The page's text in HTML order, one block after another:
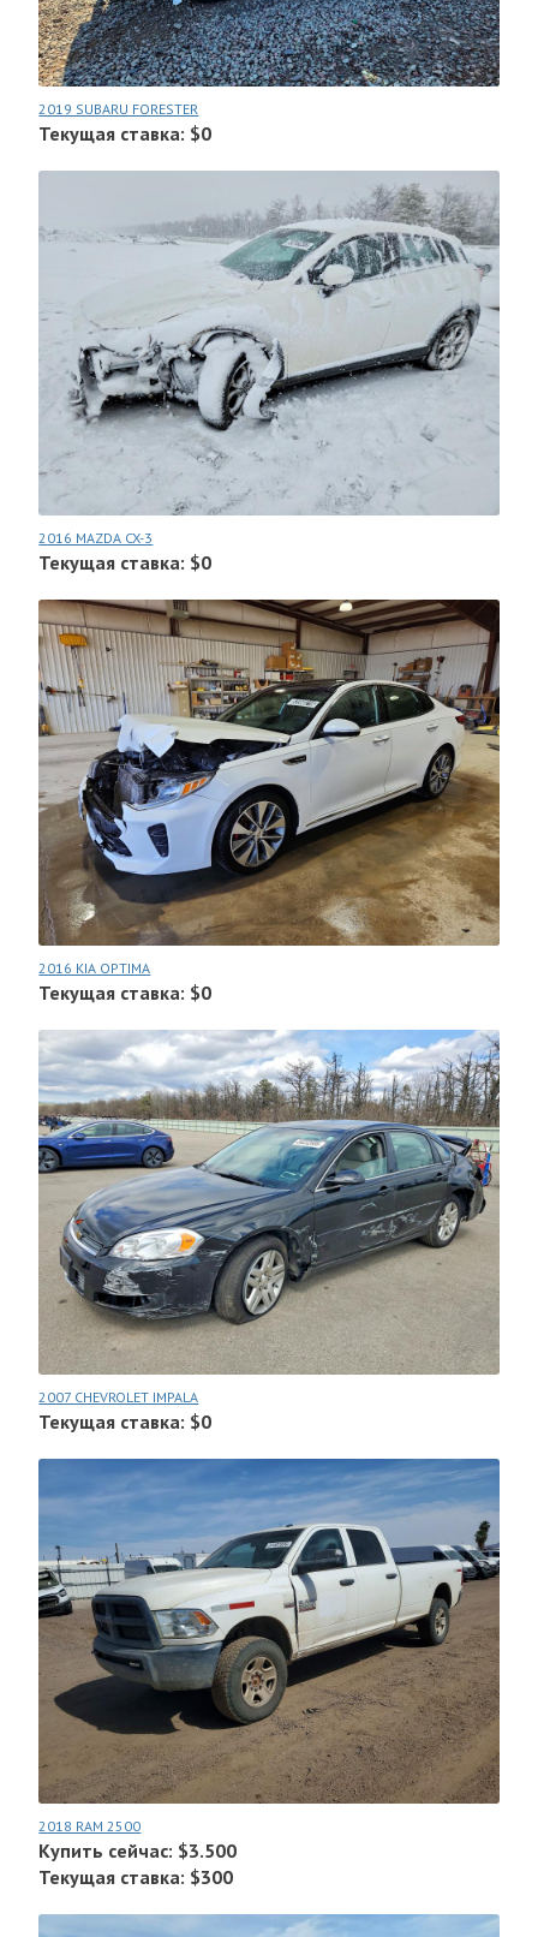
2019 SUBARU FORESTER
Текущая ставка: $0
2016 MAZDA CX-3
Текущая ставка: $0
2016 KIA OPTIMA
Текущая ставка: $0
2007 CHEVROLET IMPALA
Текущая ставка: $0
2018 RAM 2500
Купить сейчас: $3.500
Текущая ставка: $300